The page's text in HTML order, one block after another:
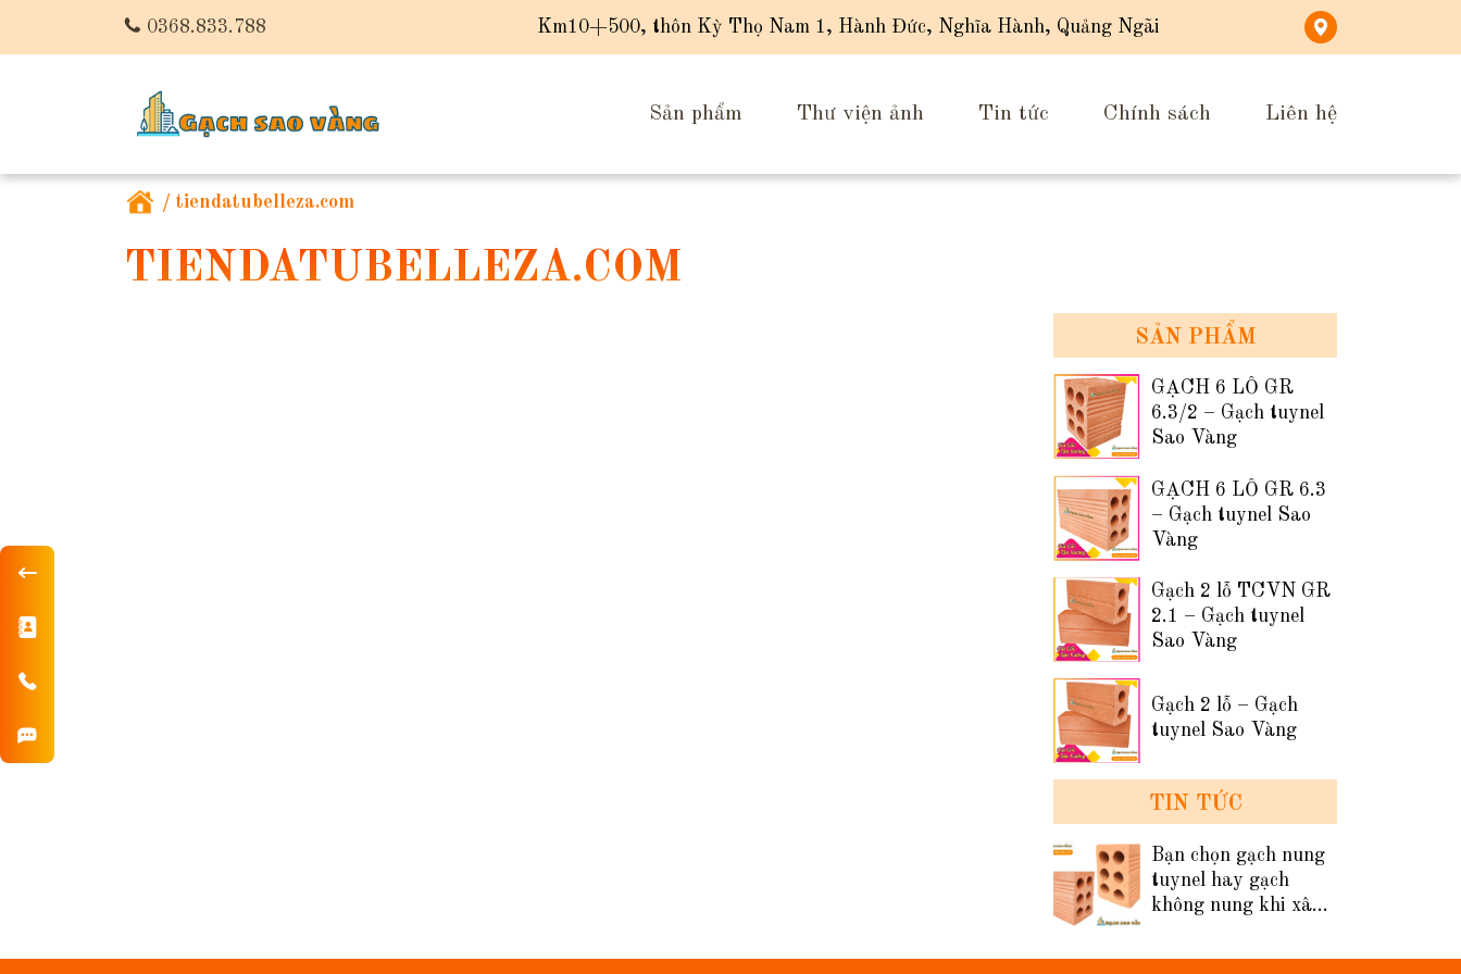
0368.833.788 Km10+500, thôn Kỳ Thọ Nam 1, Hành Đức, Nghĩa Hành, Quảng Ngãi
Sản phẩm Thư viện ảnh Tin tức Chính sách Liên hệ
/ tiendatubelleza.com
TIENDATUBELLEZA.COM
SẢN PHẨM
GẠCH 6 LỖ GR
6.3/2 – Gạch tuynel
Sao Vàng
GẠCH 6 LỖ GR 6.3
– Gạch tuynel Sao
Vàng
Gạch 2 lỗ TCVN GR
2.1 – Gạch tuynel
Sao Vàng
Gạch 2 lỗ – Gạch
tuynel Sao Vàng
TIN TỨC
Bạn chọn gạch nung
tuynel hay gạch
không nung khi xây